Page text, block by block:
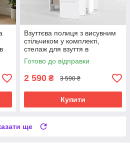
Взуттєва полиця з висувним
стільчиком у комплекті,
стелаж для взуття в
передпокій з 6 полицями з
ЛДСП
Готово до відправки
2 590 ₴ 3 590 ₴
Купити
ще